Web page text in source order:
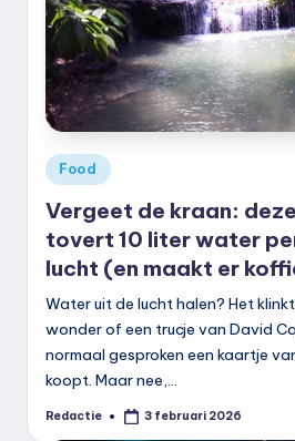
Geplaatst
in
Food
Vergeet de kraan:
tovert 10 liter water
lucht (en maakt er
Water uit de lucht halen? Het
wonder of een trucje van David
normaal gesproken een kaartje
koopt. Maar nee,…
Geplaatst
Redactie 3 februari 2026